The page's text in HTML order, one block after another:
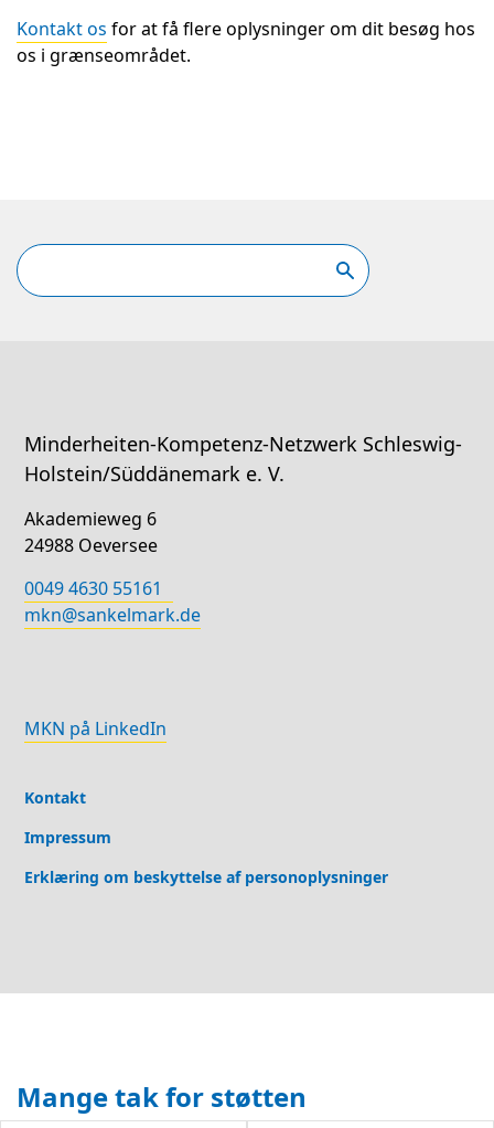
Kontakt os for at få flere oplysninger om dit besøg hos
os i grænseområdet.
Minderheiten-Kompetenz-Netzwerk Schleswig-
Holstein/Süddänemark e. V.
Akademieweg 6
24988 Oeversee
0049 4630 55161
mkn@sankelmark.de
MKN på LinkedIn
Kontakt
Impressum
Erklæring om beskyttelse af personoplysninger
Mange tak for støtten